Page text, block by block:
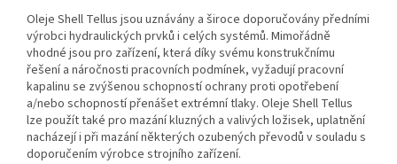
Oleje Shell Tellus jsou uznávány a široce doporučovány předními
výrobci hydraulických prvků i celých systémů. Mimořádně
vhodné jsou pro zařízení, která díky svému konstrukčnímu
řešení a náročnosti pracovních podmínek, vyžadují pracovní
kapalinu se zvýšenou schopností ochrany proti opotřebení
a/nebo schopností přenášet extrémní tlaky. Oleje Shell Tellus
lze použít také pro mazání kluzných a valivých ložisek, uplatnění
nacházejí i při mazání některých ozubených převodů v souladu s
doporučením výrobce strojního zařízení.